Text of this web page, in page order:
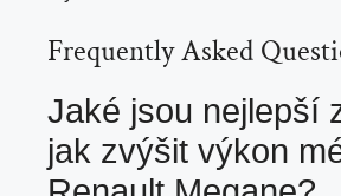
Frequently Asked
Jaké jsou nejlepší
jak zvýšit výkon